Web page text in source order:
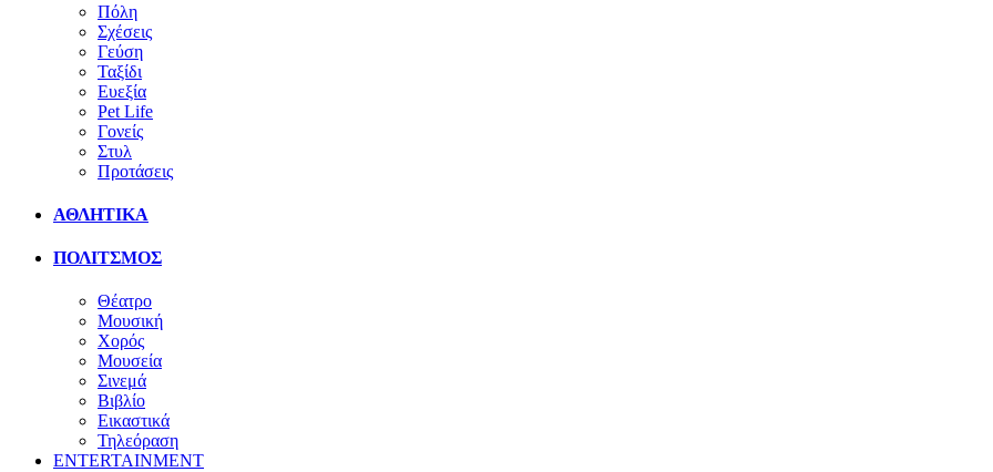
Πόλη
Σχέσεις
Γεύση
Ταξίδι
Ευεξία
Pet Life
Γονείς
Στυλ
Προτάσεις
ΑΘΛΗΤΙΚΑ
ΠΟΛΙΤΣΜΟΣ
Θέατρο
Μουσική
Χορός
Μουσεία
Σινεμά
Βιβλίο
Εικαστικά
Τηλεόραση
ENTERTAINMENT